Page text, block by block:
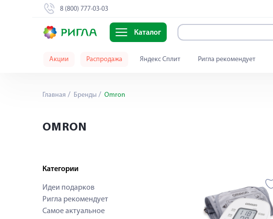
8 (800) 777-03-03
Каталог
Акции Распродажа Яндекс Сплит Ригла рекомендует
Главная Бренды Omron
OMRON
Категории
Идеи подарков
Ригла рекомендует
Самое актуальное